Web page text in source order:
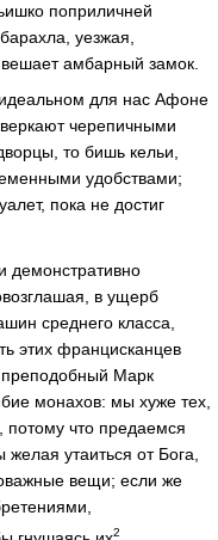
поприличней
уезжая,
амбарный замок.
для нас Афоне
черепичными
то бишь кельи,
удобствами;
пока не достиг
демонстративно
в ущерб
среднего класса,
этих францисканцев
Марк
монахов: мы хуже тех,
потому что предаемся
желая утаиться от Бога,
вещи; если же
2